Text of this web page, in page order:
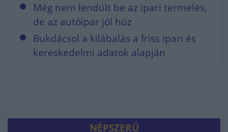
Még nem lendült be az ipari termelés,
de az autóipar jól húz
Bukdácsol a kilábalás a friss ipari és
kereskedelmi adatok alapján
NÉPSZERŰ